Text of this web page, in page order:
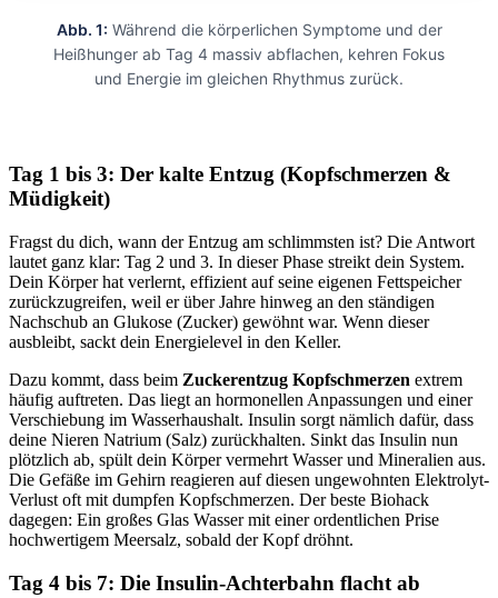
Abb. 1: Während die körperlichen Symptome und der
Heißhunger ab Tag 4 massiv abflachen, kehren Fokus
und Energie im gleichen Rhythmus zurück.
Tag 1 bis 3: Der kalte Entzug (Kopfschmerzen &
Müdigkeit)
Fragst du dich, wann der Entzug am schlimmsten ist? Die Antwort
lautet ganz klar: Tag 2 und 3. In dieser Phase streikt dein System.
Dein Körper hat verlernt, effizient auf seine eigenen Fettspeicher
zurückzugreifen, weil er über Jahre hinweg an den ständigen
Nachschub an Glukose (Zucker) gewöhnt war. Wenn dieser
ausbleibt, sackt dein Energielevel in den Keller.
Dazu kommt, dass beim Zuckerentzug Kopfschmerzen extrem
häufig auftreten. Das liegt an hormonellen Anpassungen und einer
Verschiebung im Wasserhaushalt. Insulin sorgt nämlich dafür, dass
deine Nieren Natrium (Salz) zurückhalten. Sinkt das Insulin nun
plötzlich ab, spült dein Körper vermehrt Wasser und Mineralien aus.
Die Gefäße im Gehirn reagieren auf diesen ungewohnten Elektrolyt-
Verlust oft mit dumpfen Kopfschmerzen. Der beste Biohack
dagegen: Ein großes Glas Wasser mit einer ordentlichen Prise
hochwertigem Meersalz, sobald der Kopf dröhnt.
Tag 4 bis 7: Die Insulin-Achterbahn flacht ab